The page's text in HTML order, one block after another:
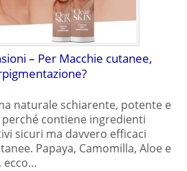
– Per Macchie cutanee,
naturale schiarente, potente e
contiene ingredienti
sicuri ma davvero efficaci
Papaya, Camomilla, Aloe e
ecco…